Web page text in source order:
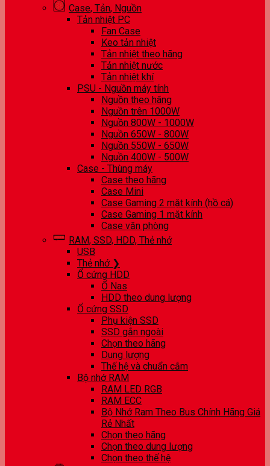
Case, Tản, Nguồn
Tản nhiệt PC
Fan Case
Keo tản nhiệt
Tản nhiệt theo hãng
Tản nhiệt nước
Tản nhiệt khí
PSU - Nguồn máy tính
Nguồn theo hãng
Nguồn trên 1000W
Nguồn 800W - 1000W
Nguồn 650W - 800W
Nguồn 550W - 650W
Nguồn 400W - 500W
Case - Thùng máy
Case theo hãng
Case Mini
Case Gaming 2 mặt kính (hồ cá)
Case Gaming 1 mặt kính
Case văn phòng
RAM, SSD, HDD, Thẻ nhớ
USB
Thẻ nhớ ❯
Ổ cứng HDD
Ổ Nas
HDD theo dung lượng
Ổ cứng SSD
Phụ kiện SSD
SSD gắn ngoài
Chọn theo hãng
Dung lượng
Thế hệ và chuẩn cắm
Bộ nhớ RAM
RAM LED RGB
RAM ECC
Bộ Nhớ Ram Theo Bus Chính Hãng Giá
Rẻ Nhất
Chọn theo hãng
Chọn theo dung lượng
Chọn theo thế hệ